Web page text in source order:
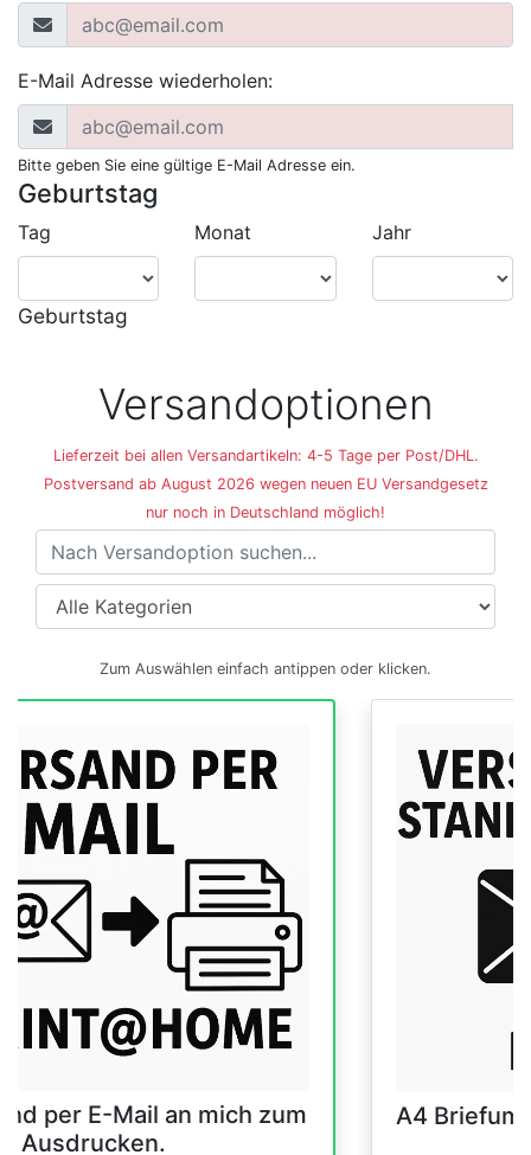
E-Mail Adresse wiederholen:
Bitte geben Sie eine gültige E-Mail Adresse ein.
Geburtstag
Tag Monat Jahr
Geburtstag
Versandoptionen
Lieferzeit bei allen Versandartikeln: 4-5 Tage per Post/DHL.
Postversand ab August 2026 wegen neuen EU Versandgesetz
nur noch in Deutschland möglich!
Versandoptionen
Zum Auswählen einfach antippen oder klicken.
per E-Mail an mich zum
Ausdrucken.
A4